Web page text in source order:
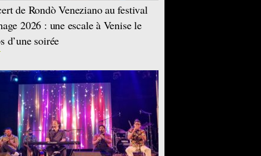
de Rondò Veneziano au festival
2026 : une escale à Venise le
d’une soirée